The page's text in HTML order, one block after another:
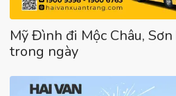
Mỹ Đình đi Mộc Châu,
trong ngày